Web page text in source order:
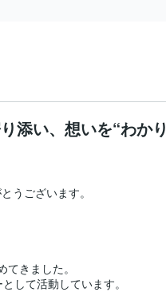
添い、想いを“わか
うございます。
きました。
して活動しています。